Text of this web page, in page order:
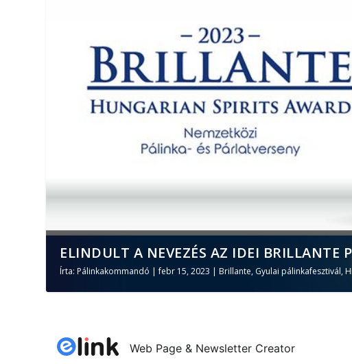
ELINDULT A NEVEZÉS AZ IDEI BRILLANTE
Írta: Pálinkakommandó |febr 15, 2023 | Brillante, Gyulai pálinkafesztivál,